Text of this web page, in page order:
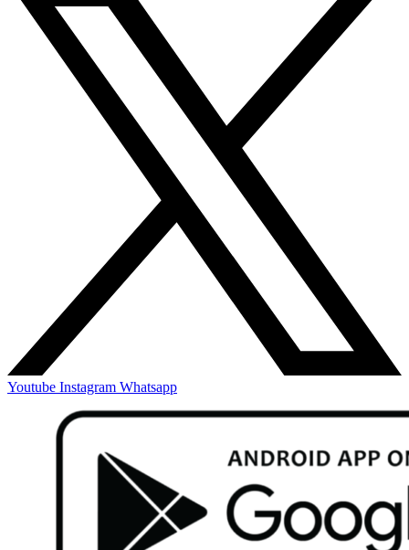
Youtube Instagram Whatsapp